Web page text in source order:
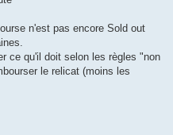
n'est pas encore Sold out
ce qu'il doit selon les règles "non
le relicat (moins les